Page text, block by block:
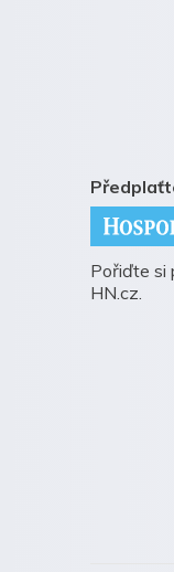
Pořiďte si
HN.cz.